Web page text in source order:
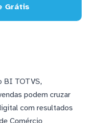
Grátis
BI TOTVS,
podem cruzar
com resultados
Comércio